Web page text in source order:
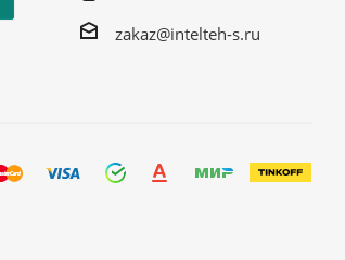
zakaz@intelteh-s.ru